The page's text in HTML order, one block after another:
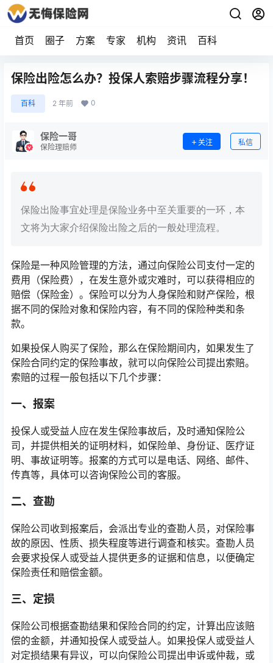
首页 圈子 方案 专家 机构 资讯 百科
保险出险怎么办？投保人索赔步骤流程分享！
百科 2 年前 0
保险一哥
保险理赔师
关注 私信
保险出险事宜处理是保险业务中至关重要的一环，本
文将为大家介绍保险出险之后的一般处理流程。
保险是一种风险管理的方法，通过向保险公司支付一定的
费用（保险费），在发生意外或灾难时，可以获得相应的
赔偿（保险金）。保险可以分为人身保险和财产保险，根
据不同的保险对象和保险内容，有不同的保险种类和条
款。
如果投保人购买了保险，那么在保险期间内，如果发生了
保险合同约定的保险事故，就可以向保险公司提出索赔。
索赔的过程一般包括以下几个步骤：
一、报案
投保人或受益人应在发生保险事故后，及时通知保险公
司，并提供相关的证明材料，如保险单、身份证、医疗证
明、事故证明等。报案的方式可以是电话、网络、邮件、
传真等，具体可以咨询保险公司的客服。
二、查勘
保险公司收到报案后，会派出专业的查勘人员，对保险事
故的原因、性质、损失程度等进行调查和核实。查勘人员
会要求投保人或受益人提供更多的证据和信息，以便确定
保险责任和赔偿金额。
三、定损
保险公司根据查勘结果和保险合同的约定，计算出应该赔
偿的金额，并通知投保人或受益人。如果投保人或受益人
对定损结果有异议，可以向保险公司提出申诉或仲裁，或